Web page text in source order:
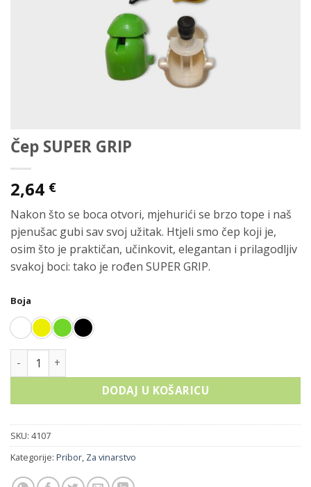
Čep SUPER GRIP
2,64 €
Nakon što se boca otvori, mjehurići se brzo tope i naš
pjenušac gubi sav svoj užitak. Htjeli smo čep koji je,
osim što je praktičan, učinkovit, elegantan i prilagodljiv
svakoj boci: tako je rođen SUPER GRIP.
Boja
Čep SUPER GRIP količina
DODAJ U KOŠARICU
SKU: 4107
Kategorije: Pribor, Za vinarstvo